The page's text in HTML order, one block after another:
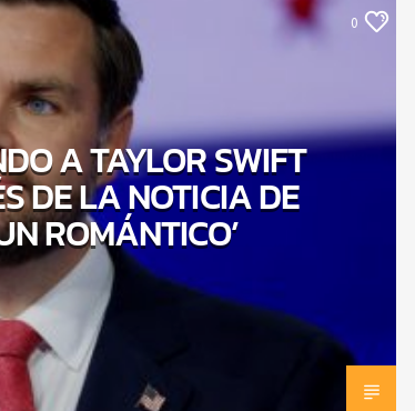
0
A TAYLOR SWIFT
DE LA NOTICIA DE
ROMÁNTICO’